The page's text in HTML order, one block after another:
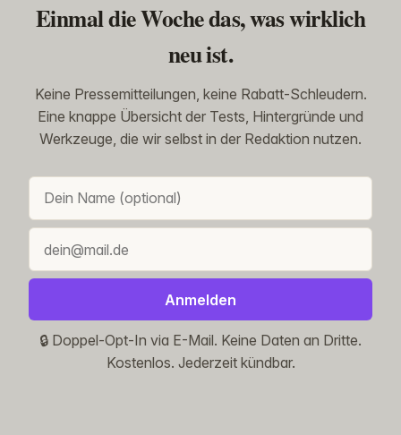
Einmal die Woche das, was wirklich
neu ist.
Keine Pressemitteilungen, keine Rabatt-Schleudern.
Eine knappe Übersicht der Tests, Hintergründe und
Werkzeuge, die wir selbst in der Redaktion nutzen.
Anmelden
🔒 Doppel-Opt-In via E-Mail. Keine Daten an Dritte.
Kostenlos. Jederzeit kündbar.